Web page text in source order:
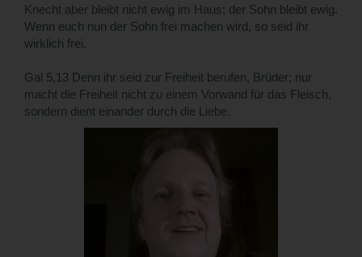
Knecht aber bleibt nicht ewig im Haus; der Sohn bleibt ewig.
Wenn euch nun der Sohn frei machen wird, so seid ihr
wirklich frei.
Gal 5,13 Denn ihr seid zur Freiheit berufen, Brüder; nur
macht die Freiheit nicht zu einem Vorwand für das Fleisch,
sondern dient einander durch die Liebe.